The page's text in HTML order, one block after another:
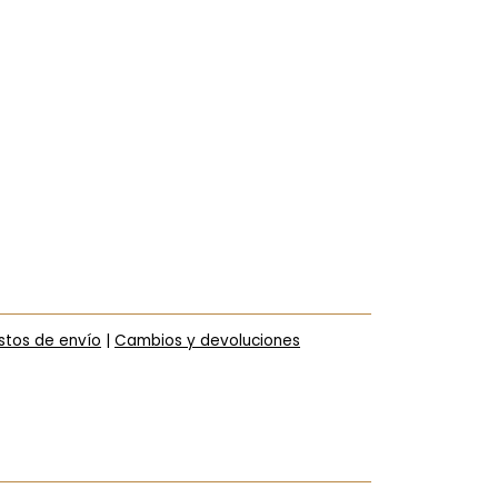
de envío | Cambios y devoluciones